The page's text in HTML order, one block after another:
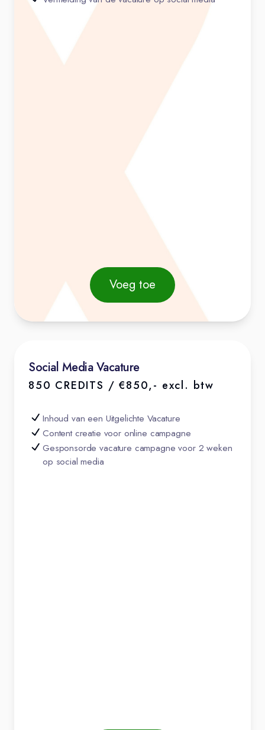
Voeg toe
Social Media Vacature
850 CREDITS / €850,- excl. btw
Inhoud van een Uitgelichte Vacature
Content creatie voor online campagne
Gesponsorde vacature campagne voor 2 weken
op social media